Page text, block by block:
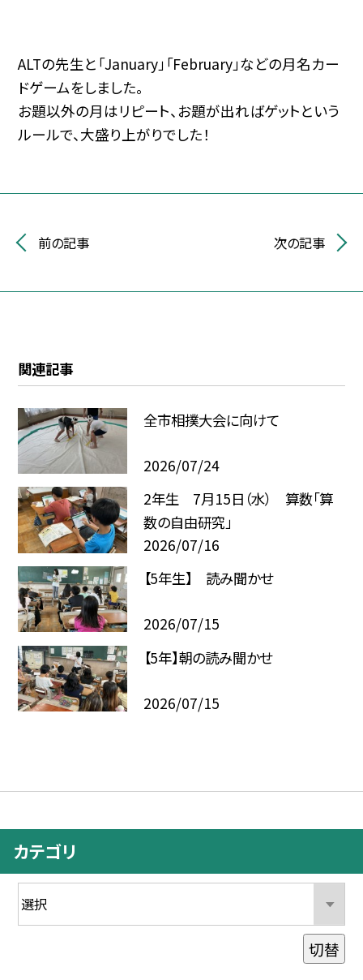
ALTの先生と「January」「February」などの月名カー
ドゲームをしました。
お題以外の月はリピート、お題が出ればゲットという
ルールで、大盛り上がりでした！
前の記事 次の記事
関連記事
全市相撲大会に向けて
2026/07/24
2年生 7月15日（水） 算数「算
数の自由研究」
2026/07/16
【5年生】 読み聞かせ
2026/07/15
【5年】朝の読み聞かせ
2026/07/15
カテゴリ
切替